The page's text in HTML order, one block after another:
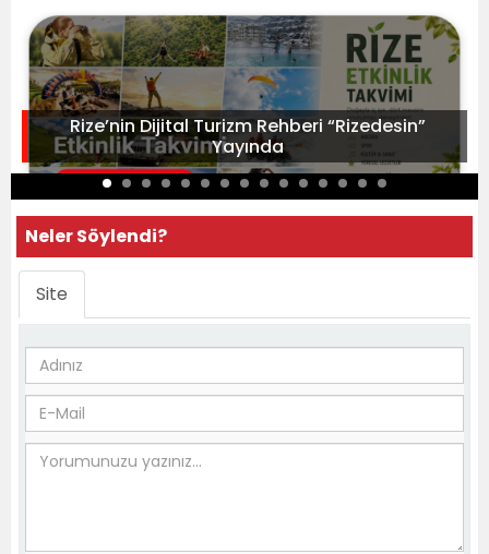
Rize’nin Dijital Turizm Rehberi “Rizedesin”
Yayında
Neler Söylendi?
Site